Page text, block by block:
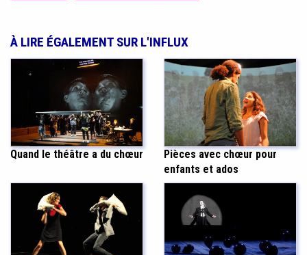
À LIRE ÉGALEMENT SUR L'INFLUX
Quand le théâtre a du chœur
Pièces avec chœur pour
enfants et ados